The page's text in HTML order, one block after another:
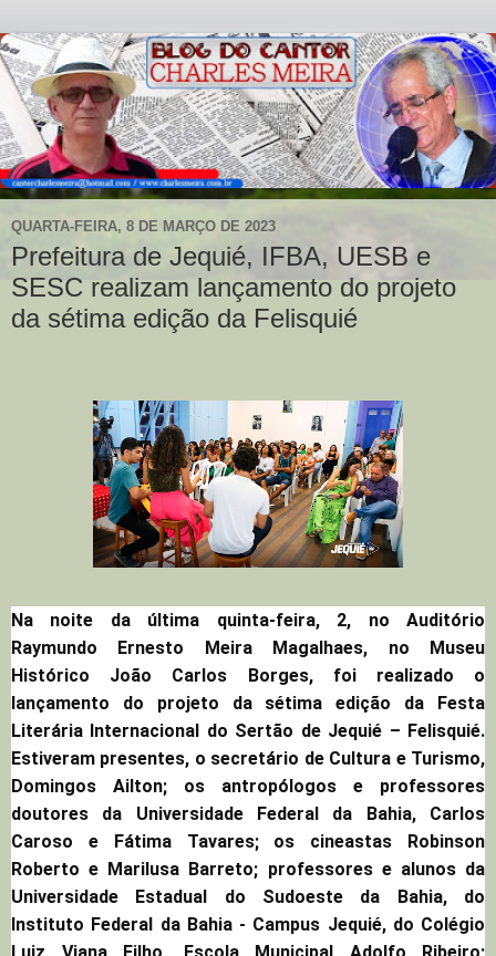
QUARTA-FEIRA, 8 DE MARÇO DE 2023
Prefeitura de Jequié, IFBA, UESB e
SESC realizam lançamento do projeto
da sétima edição da Felisquié
Na noite da última quinta-feira, 2, no Auditório
Raymundo Ernesto Meira Magalhaes, no Museu
Histórico João Carlos Borges, foi realizado o
lançamento do projeto da sétima edição da Festa
Literária Internacional do Sertão de Jequié – Felisquié.
Estiveram presentes, o secretário de Cultura e Turismo,
Domingos Ailton; os antropólogos e professores
doutores da Universidade Federal da Bahia, Carlos
Caroso e Fátima Tavares; os cineastas Robinson
Roberto e Marilusa Barreto; professores e alunos da
Universidade Estadual do Sudoeste da Bahia, do
Instituto Federal da Bahia - Campus Jequié, do Colégio
Luiz Viana Filho, Escola Municipal Adolfo Ribeiro;